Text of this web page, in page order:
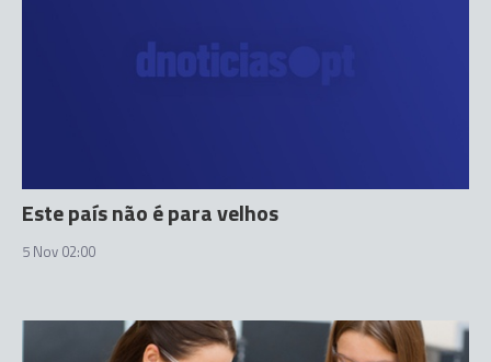
Este país não é para velhos
5 Nov 02:00